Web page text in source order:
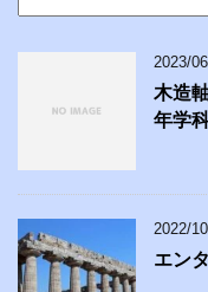
2023/
木造
年学
2022/
エン